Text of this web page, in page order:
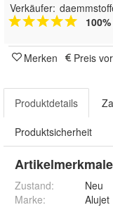
Verkäufer:
Merken Preis
Produktdetails
Produktsicherheit
Artikelmerkmale
Zustand:
Neu
Marke:
Alujet